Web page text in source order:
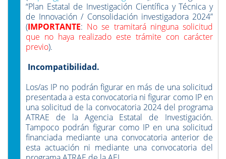
“Plan Estatal de Investigación Científica y Técnica y
de Innovación / Consolidación investigadora 2024”
(IMPORTANTE: No se tramitará ninguna solicitud
que no haya realizado este trámite con carácter
previo).
Incompatibilidad.
Los/as IP no podrán figurar en más de una solicitud
presentada a esta convocatoria ni figurar como IP en
una solicitud de la convocatoria 2024 del programa
ATRAE de la Agencia Estatal de Investigación.
Tampoco podrán figurar como IP en una solicitud
financiada mediante una convocatoria anterior de
esta actuación ni mediante una convocatoria del